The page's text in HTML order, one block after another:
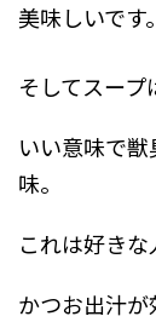
美味しいです。
そしてスープ
いい意味で
味。
これは好き
かつお出汁